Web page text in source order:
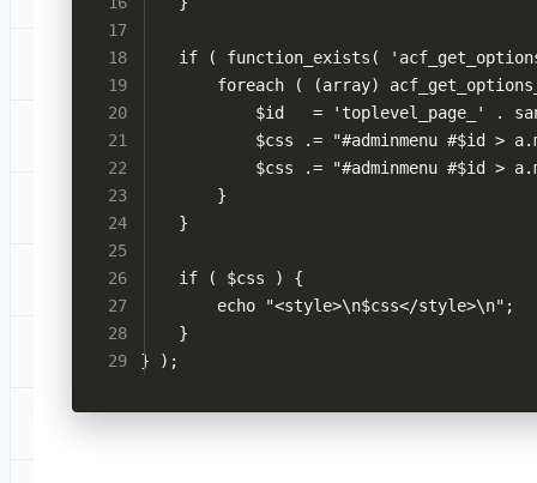
if ( function_exists(
foreach ( (array)
$id   = 'toplevel_page_' .
$css .= "#adminmenu #$id >
$css .= "#adminmenu #$id >
        }
    }
    if ( $css ) {
        echo "<style>\n$css</style>\n";
    }
} );